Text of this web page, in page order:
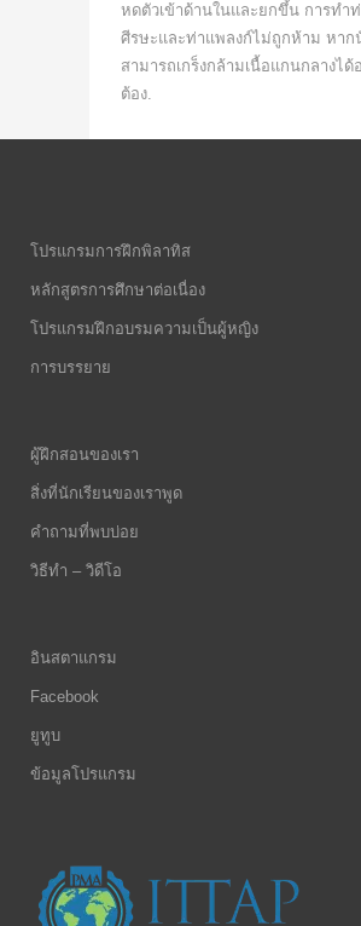
หดตัวเข้าด้านในและยกขึ้น การทำ
ศีรษะและท่าแพลงก์ไม่ถูกห้าม หาก
สามารถเกร็งกล้ามเนื้อแกนกลางได้
ต้อง.
โปรแกรมการฝึกพิลาทิส
หลักสูตรการศึกษาต่อเนื่อง
โปรแกรมฝึกอบรมความเป็นผู้หญิง
การบรรยาย
ผู้ฝึกสอนของเรา
สิ่งที่นักเรียนของเราพูด
คำถามที่พบบ่อย
วิธีทำ – วิดีโอ
อินสตาแกรม
Facebook
ยูทูบ
ข้อมูลโปรแกรม